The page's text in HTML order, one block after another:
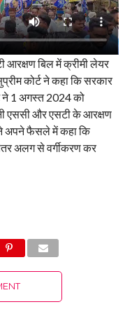
आरक्षण बिल में क्रीमी लेयर
कोर्ट ने कहा कि सरकार
ने 1 अगस्त 2024 को
एससी और एसटी के आरक्षण
अपने फैसले में कहा कि
अलग से वर्गीकरण कर